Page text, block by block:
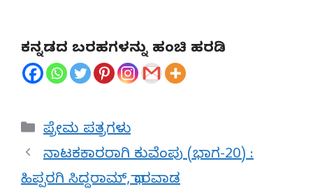
ಕನ್ನಡದ ಬರಹಗಳನ್ನು ಹಂಚಿ ಹರಡಿ
Categories
ಪ್ರೇಮ ಪತ್ರಗಳು
ನಾಟಕಕಾರರಾಗಿ ಕುವೆಂಪು (ಭಾಗ-20) :
ಹಿಪ್ಪರಗಿ ಸಿದ್ದರಾಮ್, ಧಾರವಾಡ